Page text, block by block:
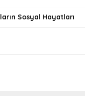
Sosyal Hayatları